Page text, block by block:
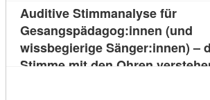
Auditive Stimmanalyse für
Gesangspädagog:innen (und
wissbegierige Sänger:innen) –
Stimme mit den Ohren